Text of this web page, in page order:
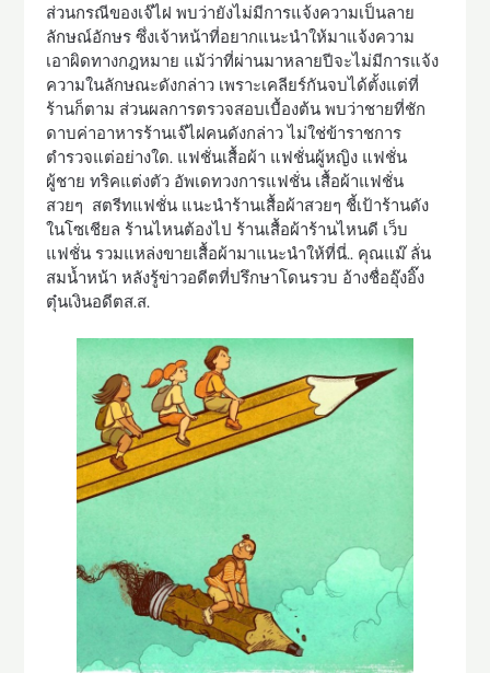
ส่วนกรณีของเจ๊ไฝ พบว่ายังไม่มีการแจ้งความเป็นลาย
ลักษณ์อักษร ซึ่งเจ้าหน้าที่อยากแนะนำให้มาแจ้งความ
เอาผิดทางกฎหมาย แม้ว่าที่ผ่านมาหลายปีจะไม่มีการแจ้ง
ความในลักษณะดังกล่าว เพราะเคลียร์กันจบได้ตั้งแต่ที่
ร้านก็ตาม ส่วนผลการตรวจสอบเบื้องต้น พบว่าชายที่ชัก
ดาบค่าอาหารร้านเจ๊ไฝคนดังกล่าว ไม่ใช่ข้าราชการ
ตำรวจแต่อย่างใด. แฟชั่นเสื้อผ้า แฟชั่นผู้หญิง แฟชั่น
ผู้ชาย ทริคแต่งตัว อัพเดทวงการแฟชั่น เสื้อผ้าแฟชั่น
สวยๆ สตรีทแฟชั่น แนะนำร้านเสื้อผ้าสวยๆ ชี้เป้าร้านดัง
ในโซเชียล ร้านไหนต้องไป ร้านเสื้อผ้าร้านไหนดี เว็บ
แฟชั่น รวมแหล่งขายเสื้อผ้ามาแนะนำให้ที่นี่.. คุณแม๊ ลั่น
สมน้ำหน้า หลังรู้ข่าวอดีตที่ปรึกษาโดนรวบ อ้างชื่ออุ๊งอิ๊ง
ตุ๋นเงินอดีตส.ส.